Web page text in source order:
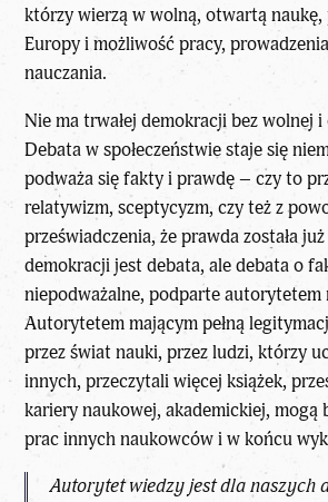
którzy wierzą w wolną, otwartą naukę,
Europy i możliwość pracy,
nauczania.
Nie ma trwałej demokracji bez wolnej
Debata w społeczeństwie staje się
podważa się fakty i prawdę – czy to
relatywizm, sceptycyzm, czy też z
przeświadczenia, że prawda została
demokracji jest debata, ale debata o
niepodważalne, podparte autorytetem
Autorytetem mającym pełną
przez świat nauki, przez ludzi, którzy
innych, przeczytali więcej książek,
kariery naukowej, akademickiej,
prac innych naukowców i w końcu
Autorytet wiedzy jest dla naszych